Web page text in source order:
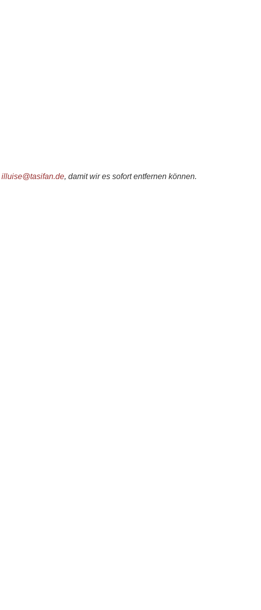
illuise@tasifan.de, damit wir es sofort entfernen können.